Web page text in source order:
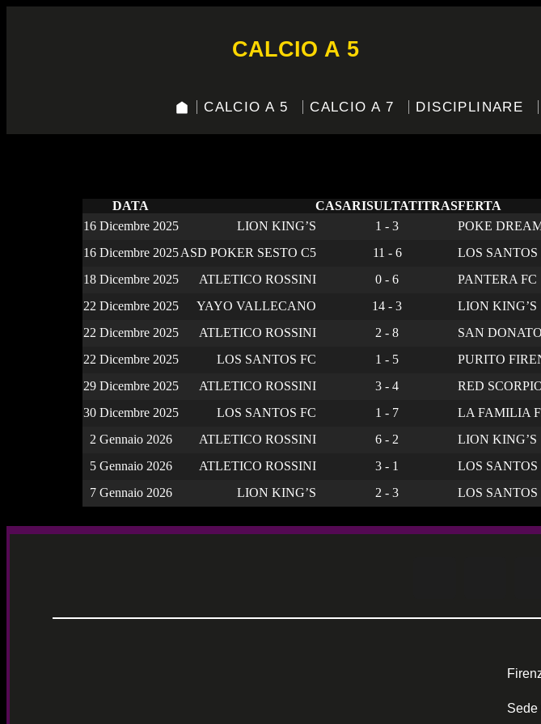
CALCIO A 5
CALCIO A 5 CALCIO A 7 DISCIPLINARE
DATA CASARISULTATITRASFERTA
16 Dicembre 2025
LION KING’S 1 - 3 POKE
16 Dicembre 2025 ASD POKER SESTO C5 11 - 6 LOS SANTOS
18 Dicembre 2025
ATLETICO ROSSINI 0 - 6 PANTERA FC
22 Dicembre 2025
YAYO VALLECANO 14 - 3 LION KING’S
22 Dicembre 2025
ATLETICO ROSSINI 2 - 8 SAN
22 Dicembre 2025
LOS SANTOS FC 1 - 5 PURITO
29 Dicembre 2025
ATLETICO ROSSINI 3 - 4 RED
30 Dicembre 2025
LOS SANTOS FC 1 - 7 LA FAMILIA
2 Gennaio 2026
ATLETICO ROSSINI 6 - 2 LION KING’S
5 Gennaio 2026
ATLETICO ROSSINI 3 - 1 LOS SANTOS
7 Gennaio 2026
LION KING’S 2 - 3 LOS SANTOS
Sede